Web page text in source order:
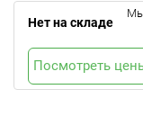
Нет на складе
Мы
Посмотреть